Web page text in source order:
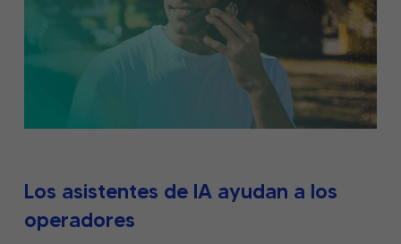
Los asistentes de IA ayudan a los
operadores